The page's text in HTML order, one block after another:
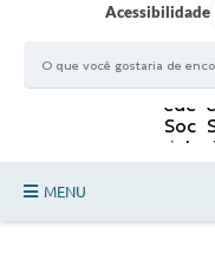
Acessibilidade
MENU